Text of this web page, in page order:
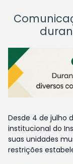
Desde 4 de julho
institucional do
suas unidades
restrições